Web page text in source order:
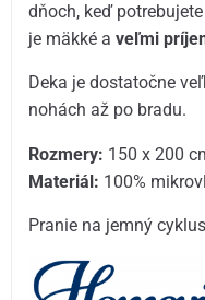
dňoch, keď
je mäkké aveľmi
Deka je dostatočne
nohách až po bradu.
Rozmery: 150 x 200
Materiál: 100%
Pranie na jemný